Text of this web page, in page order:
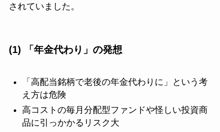
されていました。
(1) 「年金代わり」の発想
「高配当銘柄で老後の年金代わりに」という考
え方は危険
高コストの毎月分配型ファンドや怪しい投資商
品に引っかかるリスク大